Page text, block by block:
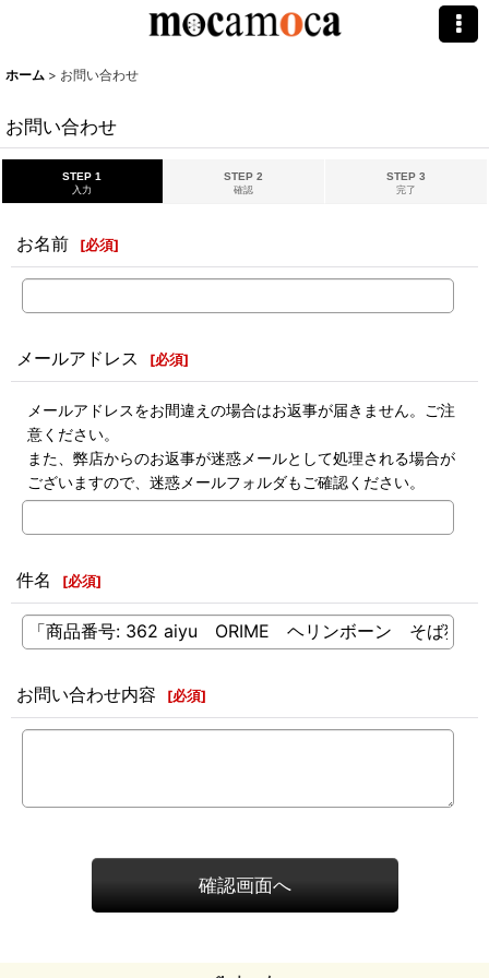
ホーム > お問い合わせ
お問い合わせ
STEP 1
入力
STEP 2
確認
STEP 3
完了
お名前 [必須]
メールアドレス [必須]
メールアドレスをお間違えの場合はお返事が届きません。ご注
意ください。
また、弊店からのお返事が迷惑メールとして処理される場合が
ございますので、迷惑メールフォルダもご確認ください。
件名 [必須]
お問い合わせ内容 [必須]
確認画面へ